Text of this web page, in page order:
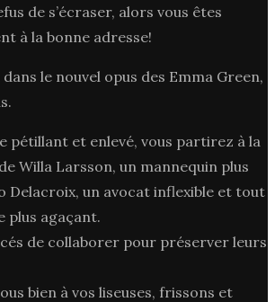
de s’écraser, alors vous êtes
à la bonne adresse!
le nouvel opus des Emma Green,
pétillant et enlevé, vous partirez à la
Willa Larsson, un mannequin plus
Delacroix, un avocat inflexible et tout
plus agaçant.
de collaborer pour préserver leurs
bien à vos liseuses, frissons et